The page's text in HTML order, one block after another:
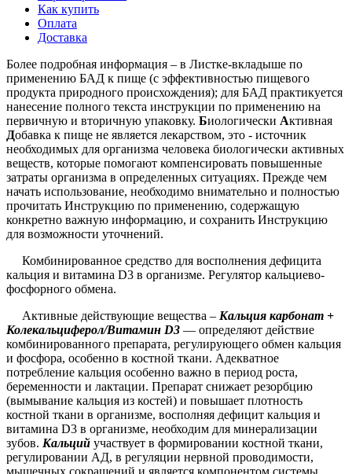
Как купить
Оплата
Доставка
Более подробная информация – в Листке-вкладыше по
применению БАД к пище (с эффективностью пищевого
продукта природного происхождения); для БАД практикуется
нанесение полного текста инструкции по применению на
первичную и вторичную упаковку. Биологически Активная
Добавка к пище не является лекарством, это - источник
необходимых для организма человека биологически активных
веществ, которые помогают компенсировать повышенные
затраты организма в определенных ситуациях. Прежде чем
начать использование, необходимо внимательно и полностью
прочитать Инструкцию по применению, содержащую
конкретно важную информацию, и сохранить Инструкцию
для возможности уточнений.
Комбинированное средство для восполнения дефицита
кальция и витамина D3 в организме. Регулятор кальциево-
фосфорного обмена.
Активные действующие вещества – Кальция карбонат +
Колекальциферол/Витамин D3 — определяют действие
комбинированного препарата, регулирующего обмен кальция
и фосфора, особенно в костной ткани. Адекватное
потребление кальция особенно важно в период роста,
беременности и лактации. Препарат снижает резорбцию
(вымывание кальция из костей) и повышает плотность
костной ткани в организме, восполняя дефицит кальция и
витамина D3 в организме, необходим для минерализации
зубов. Кальций участвует в формировании костной ткани,
регулировании АД, в регуляции нервной проводимости,
мышечных сокращений и является компонентом системы